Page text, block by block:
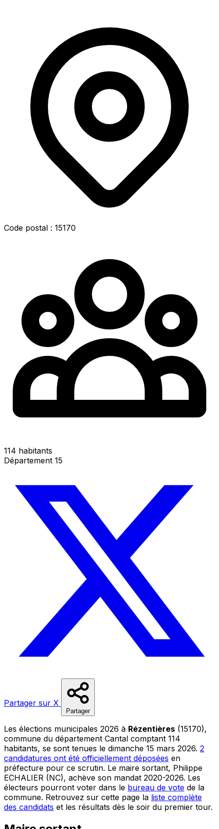
Code postal : 15170
114 habitants
Département 15
Partager sur X
Partager
Les élections municipales 2026 à Rézentières (15170),
commune du département Cantal comptant 114
habitants, se sont tenues le dimanche 15 mars 2026. 2
candidatures ont été officiellement déposées en
préfecture pour ce scrutin. Le maire sortant, Philippe
ECHALIER (NC), achève son mandat 2020-2026. Les
électeurs pourront voter dans le bureau de vote de la
commune. Retrouvez sur cette page la liste complète
des candidats et les résultats dès le soir du premier tour.